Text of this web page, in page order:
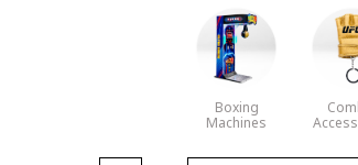
Boxing
Machines